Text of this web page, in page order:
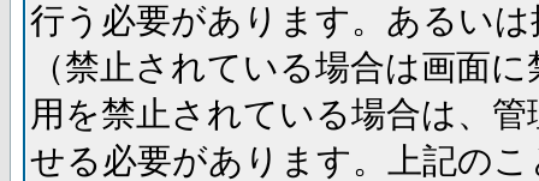
行う必要があります。あるい
（禁止されている場合は画面
用を禁止されている場合は、
せる必要があります。上記の